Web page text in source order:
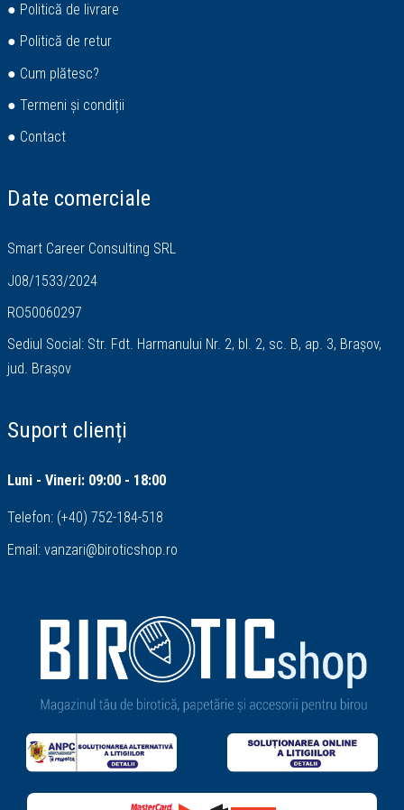
● Politică de livrare
● Politică de retur
● Cum plătesc?
● Termeni și condiții
● Contact
Date comerciale
Smart Career Consulting SRL
J08/1533/2024
RO50060297
Sediul Social: Str. Fdt. Harmanului Nr. 2, bl. 2, sc. B, ap. 3, Brașov,
jud. Brașov
Suport clienți
Luni - Vineri: 09:00 - 18:00
Telefon: (+40) 752-184-518
Email: vanzari@biroticshop.ro